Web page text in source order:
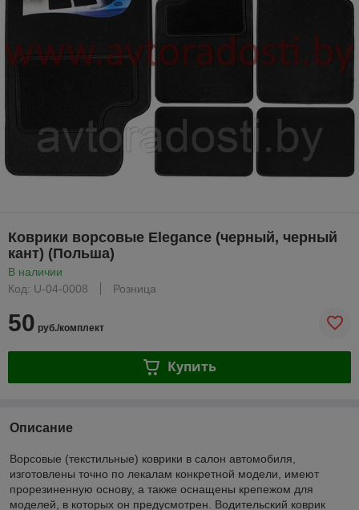
Коврики ворсовые Elegance (черный, черный
кант) (Польша)
В наличии
Код: U-04-0008
Розница
50 руб./комплект
Купить
Описание
Ворсовые (текстильные) коврики в салон автомобиля,
изготовлены точно по лекалам конкретной модели, имеют
прорезиненную основу, а также оснащены крепежом для
моделей, в которых он предусмотрен. Водительский коврик